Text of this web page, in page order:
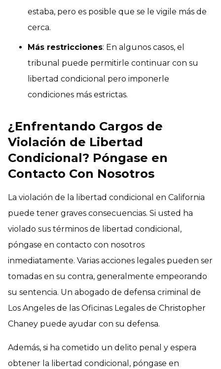
estaba, pero es posible que se le vigile más de
cerca.
Más restricciones: En algunos casos, el
tribunal puede permitirle continuar con su
libertad condicional pero imponerle
condiciones más estrictas.
¿Enfrentando Cargos de
Violación de Libertad
Condicional? Póngase en
Contacto Con Nosotros
La violación de la libertad condicional en California
puede tener graves consecuencias. Si usted ha
violado sus términos de libertad condicional,
póngase en contacto con nosotros
inmediatamente. Varias acciones legales pueden ser
tomadas en su contra, generalmente empeorando
su sentencia. Un abogado de defensa criminal de
Los Angeles de las Oficinas Legales de Christopher
Chaney puede ayudar con su defensa.
Además, si ha cometido un delito penal y espera
obtener la libertad condicional, póngase en